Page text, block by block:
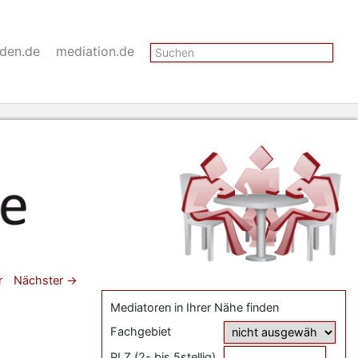
mediation.de Suchen
Nächster →
Mediatoren in Ihrer Nähe finden
Fachgebiet